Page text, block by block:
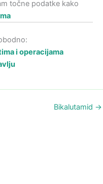
točne podatke kako
i operacijama
Bikalutamid →